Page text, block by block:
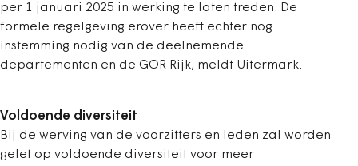
per 1 januari 2025 in werking te laten treden. De
formele regelgeving erover heeft echter nog
instemming nodig van de deelnemende
departementen en de GOR Rijk, meldt Uitermark.
Voldoende diversiteit
Bij de werving van de voorzitters en leden zal worden
gelet op voldoende diversiteit voor meer